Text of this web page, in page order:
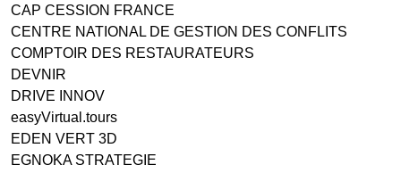
CAP CESSION FRANCE
CENTRE NATIONAL DE GESTION DES CONFLITS
COMPTOIR DES RESTAURATEURS
DEVNIR
DRIVE INNOV
easyVirtual.tours
EDEN VERT 3D
EGNOKA STRATEGIE